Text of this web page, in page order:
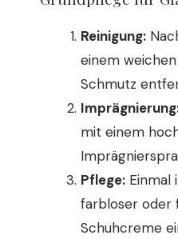
Reinigung:
einem
Schmutz
mit einem
Pflege: Einmal
farbloser oder
Schuhcreme